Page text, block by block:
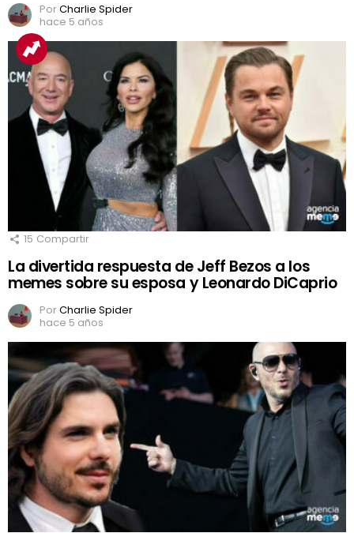
PorCharlie Spider
hace 5 años
15 Compartir
La divertida respuesta de Jeff Bezos a los
memes sobre su esposa y Leonardo DiCaprio
PorCharlie Spider
hace 5 años